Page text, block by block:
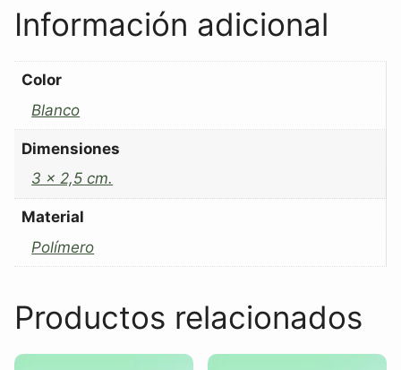
Información adicional
Color
Blanco
Dimensiones
3 x 2,5 cm.
Material
Polímero
Productos relacionados